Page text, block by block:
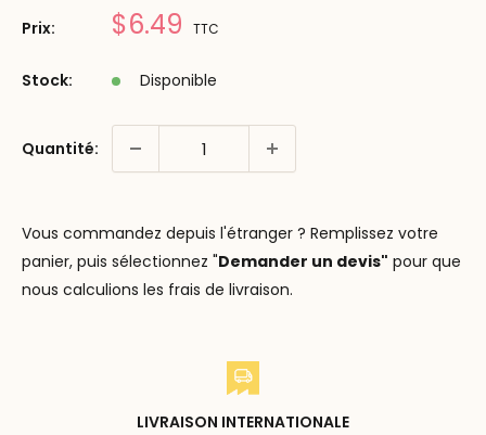
Prix: Prix
$6.49 TTC
Stock: Disponible
Quantité:
Vous commandez depuis l'étranger ? Remplissez votre
panier, puis sélectionnez "Demander un devis" pour que
nous calculions les frais de livraison.
LIVRAISON INTERNATIONALE